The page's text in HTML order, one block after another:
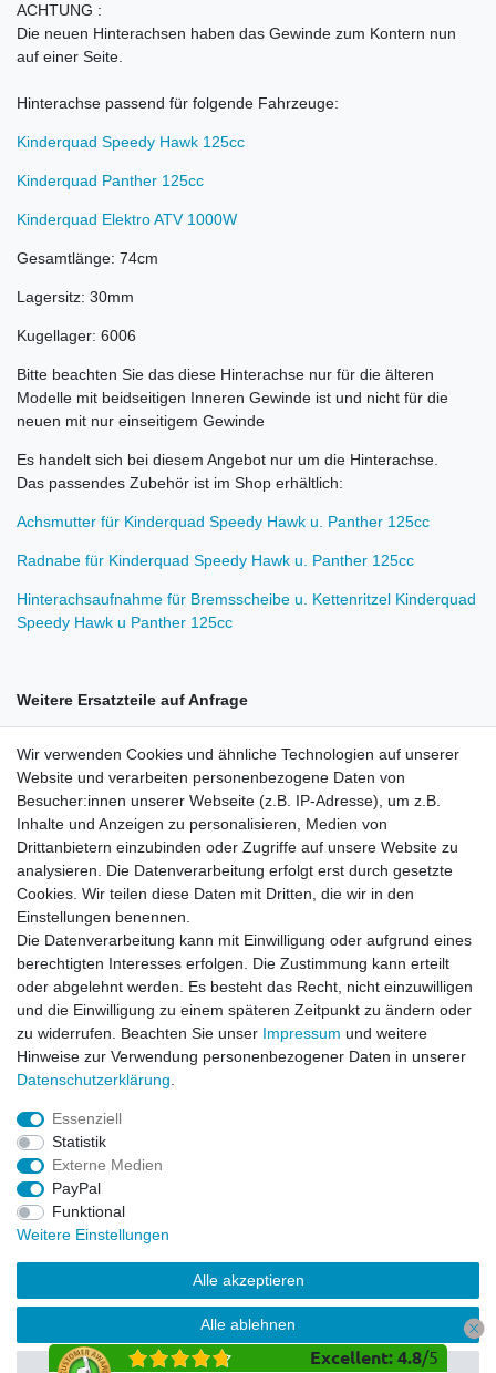
ACHTUNG :
Die neuen Hinterachsen haben das Gewinde zum Kontern nun
auf einer Seite.
Hinterachse passend für folgende Fahrzeuge:
Kinderquad Speedy Hawk 125cc
Kinderquad Panther 125cc
Kinderquad Elektro ATV 1000W
Gesamtlänge: 74cm
Lagersitz: 30mm
Kugellager: 6006
Bitte beachten Sie das diese Hinterachse nur für die älteren
Modelle mit beidseitigen Inneren Gewinde ist und nicht für die
neuen mit nur einseitigem Gewinde
Es handelt sich bei diesem Angebot nur um die Hinterachse.
Das passendes Zubehör ist im Shop erhältlich:
Achsmutter für Kinderquad Speedy Hawk u. Panther 125cc
Radnabe für Kinderquad Speedy Hawk u. Panther 125cc
Hinterachsaufnahme für Bremsscheibe u. Kettenritzel Kinderquad
Speedy Hawk u Panther 125cc
Weitere Ersatzteile auf Anfrage
Rechtliches
AGB
Widerrufsrecht
Impressum
Datenschutzerklärung
Service
Kontakt
Datenschutzerklärung
FAQ / Ratgeber
Kinderquad
E-Bikes / Pedelecs
Dirt Bike & Pocketbike
Quad & ATV
Kinderbuggy | Gokart
© Copyright 2026 | Alle Rechte vorbehalten.
Excellent: 4.8/5
Wir verwenden Cookies und ähnliche Technologien auf unserer
Website und verarbeiten personenbezogene Daten von
Besucher:innen unserer Webseite (z.B. IP-Adresse), um z.B.
Inhalte und Anzeigen zu personalisieren, Medien von
Drittanbietern einzubinden oder Zugriffe auf unsere Website zu
analysieren. Die Datenverarbeitung erfolgt erst durch gesetzte
Cookies. Wir teilen diese Daten mit Dritten, die wir in den
Einstellungen benennen.
Die Datenverarbeitung kann mit Einwilligung oder aufgrund eines
berechtigten Interesses erfolgen. Die Zustimmung kann erteilt
oder abgelehnt werden. Es besteht das Recht, nicht einzuwilligen
und die Einwilligung zu einem späteren Zeitpunkt zu ändern oder
zu widerrufen. Beachten Sie unser Impressum und weitere
Hinweise zur Verwendung personenbezogener Daten in unserer
Daten­schutz­erklärung
Essenziell
Statistik
Externe Medien
PayPal
Funktional
Weitere Einstellungen
Alle akzeptieren
Alle ablehnen
Auswahl akzeptieren